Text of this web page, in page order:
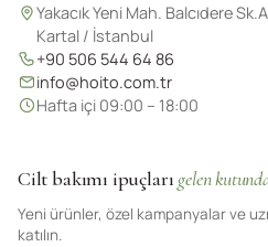
Cilt bakımı ipuçları gelen
Yeni ürünler, özel kampanyalar ve
katılın.
Yakacık Yeni Mah. Balcıdere
Kartal / İstanbul
+90 506 544 64 86
info@hoito.com.tr
Hafta içi 09:00 – 18:00